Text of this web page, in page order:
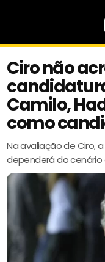
Ciro não
Camilo,
como
Na avaliação de Ciro,
dependerá do cenário